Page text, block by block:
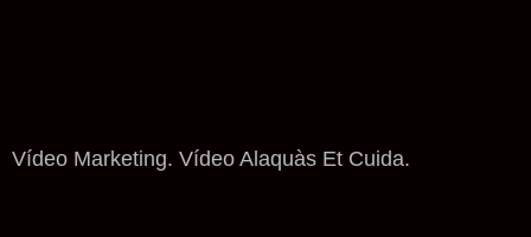
Vídeo Marketing. Vídeo Alaquàs Et Cuida.